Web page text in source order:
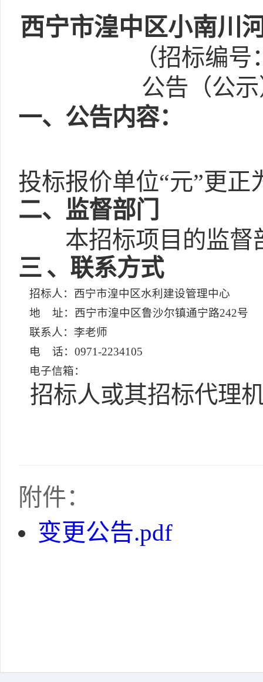
西宁市湟中区小南川
（招标编号
公告（公
一、公告内容：
投标报价单位“元”更正
二、监督部门
本招标项目的监督
三 、联系方式
招标人：西宁市湟中区水利建设管理中心
地 址：西宁市湟中区鲁沙尔镇通宁路242号
联系人：李老师
电 话：0971-2234105
电子信箱：
招标人或其招标代理
附件：
变更公告.pdf